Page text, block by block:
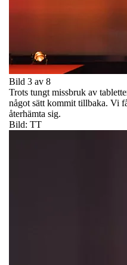
Bild 3 av 8
Trots tungt missbruk av
något sätt kommit tillbaka. Vi
återhämta sig.
Bild: TT